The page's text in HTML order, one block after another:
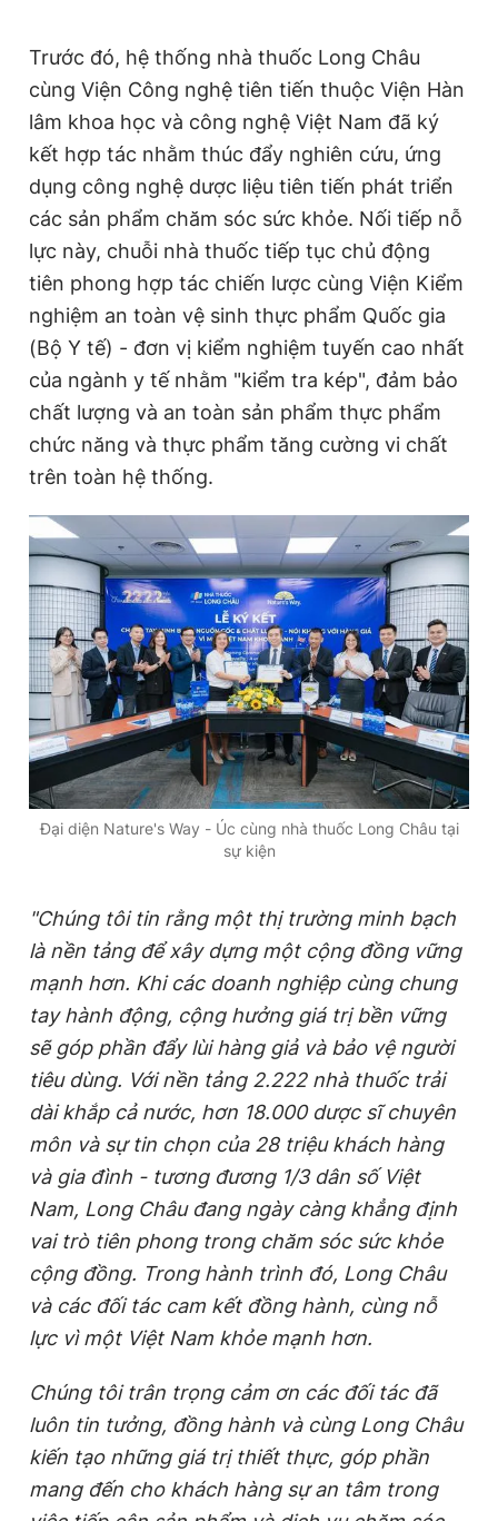
Trước đó, hệ thống nhà thuốc Long Châu
cùng Viện Công nghệ tiên tiến thuộc Viện Hàn
lâm khoa học và công nghệ Việt Nam đã ký
kết hợp tác nhằm thúc đẩy nghiên cứu, ứng
dụng công nghệ dược liệu tiên tiến phát triển
các sản phẩm chăm sóc sức khỏe. Nối tiếp nỗ
lực này, chuỗi nhà thuốc tiếp tục chủ động
tiên phong hợp tác chiến lược cùng Viện Kiểm
nghiệm an toàn vệ sinh thực phẩm Quốc gia
(Bộ Y tế) - đơn vị kiểm nghiệm tuyến cao nhất
của ngành y tế nhằm "kiểm tra kép", đảm bảo
chất lượng và an toàn sản phẩm thực phẩm
chức năng và thực phẩm tăng cường vi chất
trên toàn hệ thống.
Đại diện Nature's Way - Úc cùng nhà thuốc Long Châu tại
sự kiện
"Chúng tôi tin rằng một thị trường minh bạch
là nền tảng để xây dựng một cộng đồng vững
mạnh hơn. Khi các doanh nghiệp cùng chung
tay hành động, cộng hưởng giá trị bền vững
sẽ góp phần đẩy lùi hàng giả và bảo vệ người
tiêu dùng. Với nền tảng 2.222 nhà thuốc trải
dài khắp cả nước, hơn 18.000 dược sĩ chuyên
môn và sự tin chọn của 28 triệu khách hàng
và gia đình - tương đương 1/3 dân số Việt
Nam, Long Châu đang ngày càng khẳng định
vai trò tiên phong trong chăm sóc sức khỏe
cộng đồng. Trong hành trình đó, Long Châu
và các đối tác cam kết đồng hành, cùng nỗ
lực vì một Việt Nam khỏe mạnh hơn.
Chúng tôi trân trọng cảm ơn các đối tác đã
luôn tin tưởng, đồng hành và cùng Long Châu
kiến tạo những giá trị thiết thực, góp phần
mang đến cho khách hàng sự an tâm trong